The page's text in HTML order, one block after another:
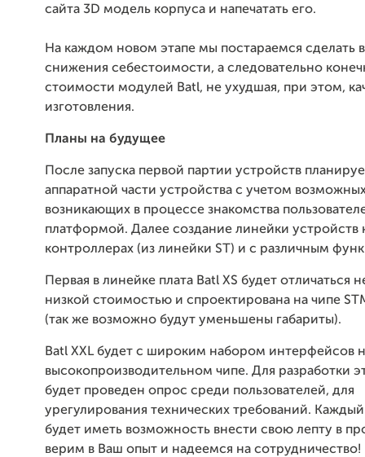
сайта 3D модель корпуса и напечатать его.
На каждом новом этапе мы постараемся сделать
снижения себестоимости, а следовательно
стоимости модулей Batl, не ухудшая, при этом,
изготовления.
Планы на будущее
После запуска первой партии устройств
аппаратной части устройства с учетом
возникающих в процессе знакомства
платформой. Далее создание линейки устройств
контроллерах (из линейки ST) и с различным
Первая в линейке плата Batl XS будет отличаться
низкой стоимостью и спроектирована на чипе
(так же возможно будут уменьшены габариты).
Batl XXL будет с широким набором интерфейсов
высокопроизводительном чипе. Для разработки
будет проведен опрос среди пользователей, для
урегулирования технических требований. Каждый
будет иметь возможность внести свою лепту в
верим в Ваш опыт и надеемся на сотрудничество!